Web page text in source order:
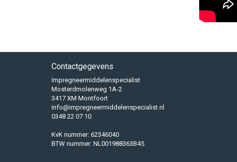
Contactgegevens
Impregneermiddelenspecialist
Mosterdmolenweg 1A-2
3417 XM Montfoort
info@impregneermiddelenspecialist.nl
0348 22 07 10
KvK nummer: 62346040
BTW nummer: NL001988363B45